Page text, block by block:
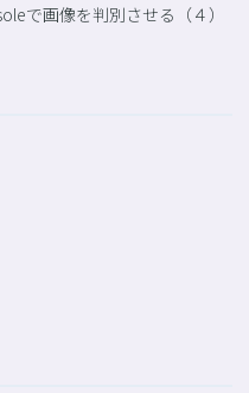
で画像を判別させる（４）